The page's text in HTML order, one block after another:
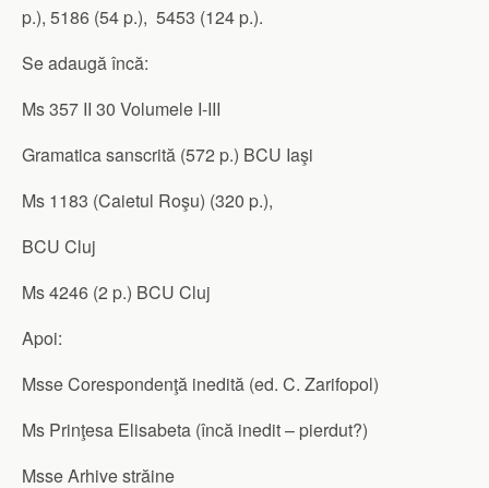
p.), 5186 (54 p.), 5453 (124 p.).
Se adaugă încă:
Ms 357 II 30 Volumele I-III
Gramatica sanscrită (572 p.) BCU Iaşi
Ms 1183 (Caietul Roşu) (320 p.),
BCU Cluj
Ms 4246 (2 p.) BCU Cluj
Apoi:
Msse Corespondenţă inedită (ed. C. Zarifopol)
Ms Prinţesa Elisabeta (încă inedit – pierdut?)
Msse Arhive străine